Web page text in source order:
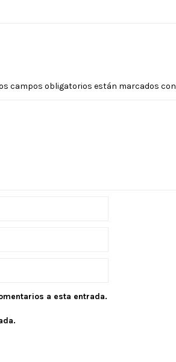
campos obligatorios están marcados con
a esta entrada.